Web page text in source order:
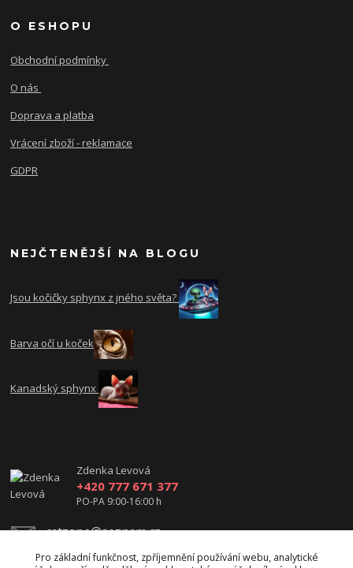
O ESHOPU
Obchodní podmínky
O nás
Doprava a platba
Vrácení zboží - reklamace
GDPR
NEJČTENĚJŠÍ NA BLOGU
Jsou kočičky sphynx z jného světa?
Barva očí u koček
Kanadský sphynx
Zdenka Levová
+420 777 671 377
PO-PA 9:00-16:00 h
catzone@seznam.cz
Pro základní funkčnost, zpříjemnění používání webu, analytické